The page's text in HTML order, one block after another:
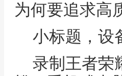
为何要追求高
小标题，设
录制王者荣